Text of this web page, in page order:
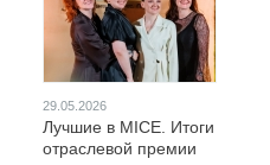
29.05.2026
Лучшие в MICE. Итоги
отраслевой премии